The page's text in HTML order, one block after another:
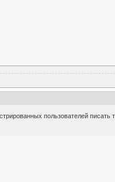
пользователей